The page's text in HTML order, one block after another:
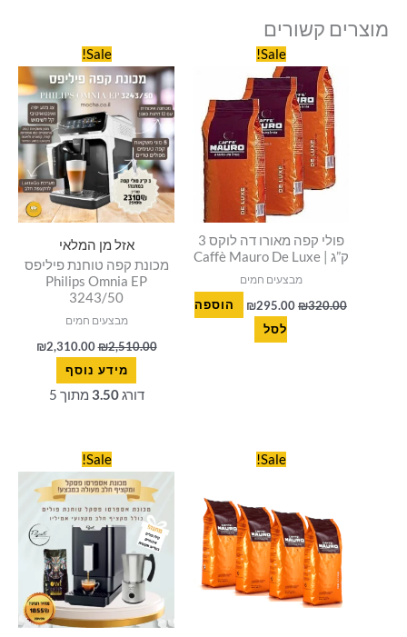
מוצרים קשורים
Sale!
פולי קפה מאורו דה לוקס 3
ק”ג | Caffè Mauro De Luxe
מבצעים חמים
₪320.00
המחיר
המקורי
היה:
₪320.00.
₪295.00
הוא:
₪295.00.
הוספה
לסל
Sale!
אזל מן המלאי
מכונת קפה טוחנת פיליפס
Philips Omnia EP
3243/50
מבצעים חמים
₪2,510.00
המחיר
המקורי
היה:
₪2,510.00.
₪2,310.00
הנוכחי
הוא:
מידע נוסף
דורג3.50 מתוך 5
Sale!
המחיר
המקורי
₪388.00.
Sale!המחיר
המקורי
היה:
₪2,049.00.
הנוכחי